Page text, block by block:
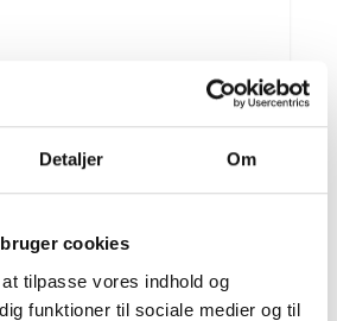
Detaljer Om
cookies
tilpasse vores indhold og
funktioner til sociale medier og til